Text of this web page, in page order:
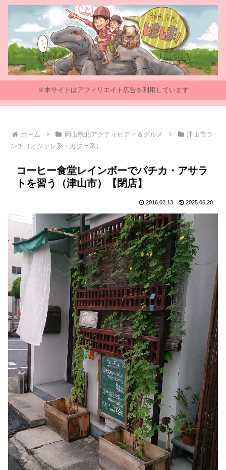
※本サイトはアフィリエイト広告を利用しています
ホーム 岡山県北アクティビティ＆グルメ
津山市ラ
ンチ（オシャレ系・カフェ系）
コーヒー食堂レインボーでパチカ・アサラ
トを習う（津山市）【閉店】
2016.02.13 2025.06.20